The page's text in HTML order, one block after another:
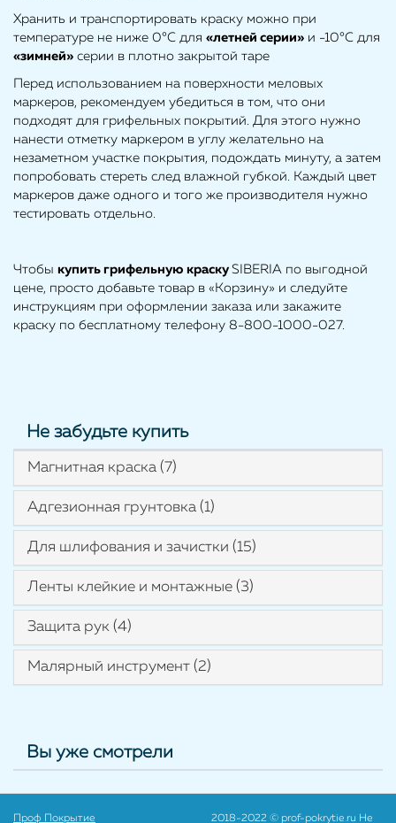
Хранить и транспортировать краску можно при
температуре не ниже 0°С для «летней серии» и -10°С для
«зимней» серии в плотно закрытой таре
Перед использованием на поверхности меловых
маркеров, рекомендуем убедиться в том, что они
подходят для грифельных покрытий. Для этого нужно
нанести отметку маркером в углу желательно на
незаметном участке покрытия, подождать минуту, а затем
попробовать стереть след влажной губкой. Каждый цвет
маркеров даже одного и того же производителя нужно
тестировать отдельно.
Чтобы купить грифельную краску SIBERIA по выгодной
цене, просто добавьте товар в «Корзину» и следуйте
инструкциям при оформлении заказа или закажите
краску по бесплатному телефону 8-800-1000-027.
Не забудьте купить
Магнитная краска (7)
Адгезионная грунтовка (1)
Для шлифования и зачистки (15)
Ленты клейкие и монтажные (3)
Защита рук (4)
Малярный инструмент (2)
Вы уже смотрели
Проф Покрытие 2018-2022 © prof-pokrytie.ru Не